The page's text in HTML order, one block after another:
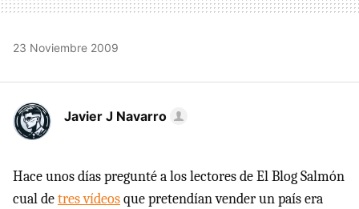
23 Noviembre 2009
Javier J Navarro
Hace unos días pregunté a los lectores de El Blog Salmón
cual detres vídeosque pretendían vender un país era